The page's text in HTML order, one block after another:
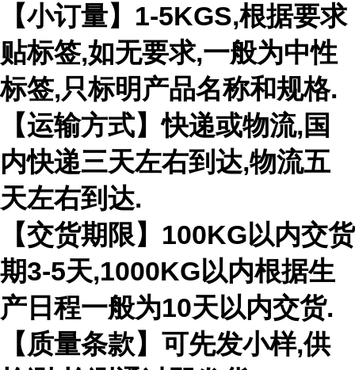
【小订量】1-5KGS,根据要求
贴标签,如无要求,一般为中性
标签,只标明产品名称和规格.
【运输方式】快递或物流,国
内快递三天左右到达,物流五
天左右到达.
【交货期限】100KG以内交货
期3-5天,1000KG以内根据生
产日程一般为10天以内交货.
【质量条款】可先发小样,供